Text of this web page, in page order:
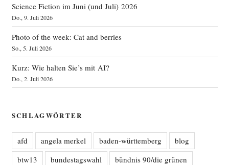
Science Fiction im Juni (und Juli) 2026
Do., 9. Juli 2026
Photo of the week: Cat and berries
So., 5. Juli 2026
Kurz: Wie halten Sie’s mit AI?
Do., 2. Juli 2026
SCHLAGWÖRTER
afd angela merkel baden-württemberg
blog
btw13
bundestagswahl
bündnis 90/die grünen